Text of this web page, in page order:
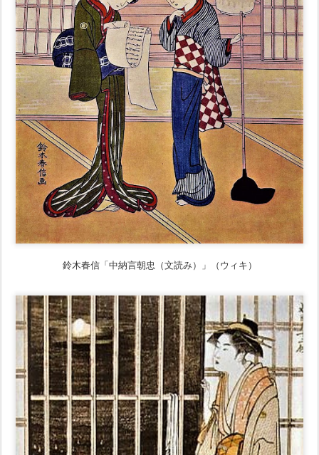
鈴木春信「中納言朝忠（文読み）」（ウィキ）